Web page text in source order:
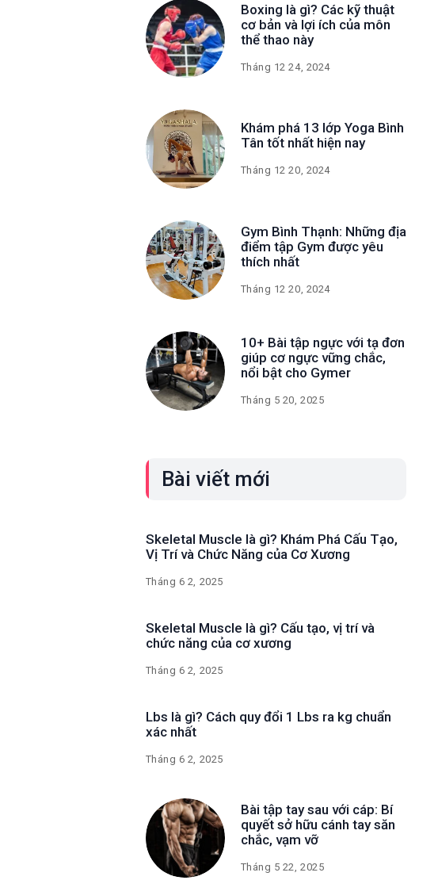
Boxing là gì? Các kỹ thuật
cơ bản và lợi ích của môn
thể thao này
Tháng 12 24, 2024
Khám phá 13 lớp Yoga Bình
Tân tốt nhất hiện nay
Tháng 12 20, 2024
Gym Bình Thạnh: Những địa
điểm tập Gym được yêu
thích nhất
Tháng 12 20, 2024
10+ Bài tập ngực với tạ đơn
giúp cơ ngực vững chắc,
nổi bật cho Gymer
Tháng 5 20, 2025
Bài viết mới
Skeletal Muscle là gì? Khám Phá Cấu Tạo,
Vị Trí và Chức Năng của Cơ Xương
Tháng 6 2, 2025
Skeletal Muscle là gì? Cấu tạo, vị trí và
chức năng của cơ xương
Tháng 6 2, 2025
Lbs là gì? Cách quy đổi 1 Lbs ra kg chuẩn
xác nhất
Tháng 6 2, 2025
Bài tập tay sau với cáp: Bí
quyết sở hữu cánh tay săn
chắc, vạm vỡ
Tháng 5 22, 2025